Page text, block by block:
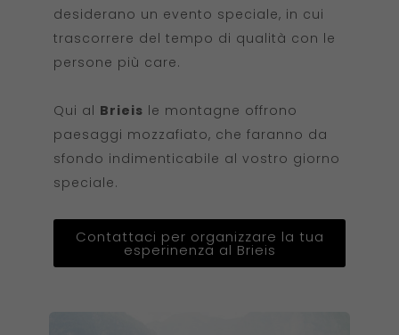
desiderano un evento speciale, in cui
trascorrere del tempo di qualità con le
persone più care.
Qui al Brieis le montagne offrono
paesaggi mozzafiato, che faranno da
sfondo indimenticabile al vostro giorno
speciale.
Contattaci per organizzare la tua
esperinenza al Brieis